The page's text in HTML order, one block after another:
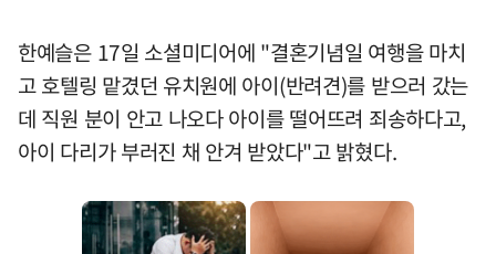
한예슬은 17일 소셜미디어에 "결혼기념일 여행을 마치
고 호텔링 맡겼던 유치원에 아이(반려견)를 받으러 갔는
데 직원 분이 안고 나오다 아이를 떨어뜨려 죄송하다고,
아이 다리가 부러진 채 안겨 받았다"고 밝혔다.